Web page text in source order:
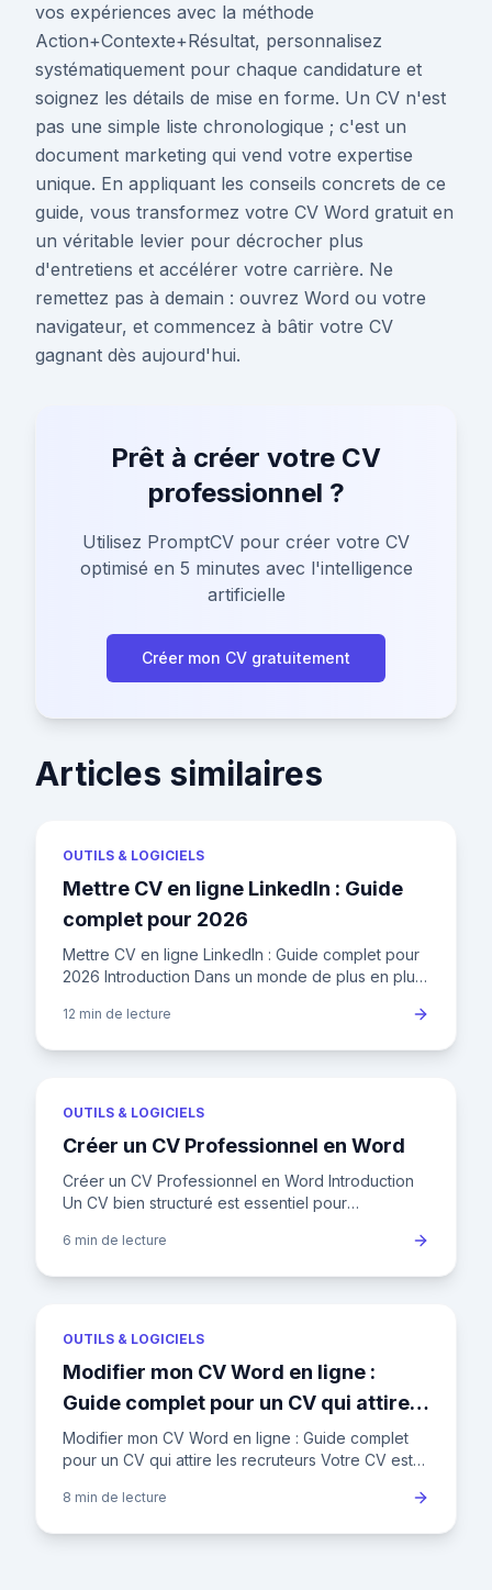
vos expériences avec la méthode
Action+Contexte+Résultat, personnalisez
systématiquement pour chaque candidature et
soignez les détails de mise en forme. Un CV n'est
pas une simple liste chronologique ; c'est un
document marketing qui vend votre expertise
unique. En appliquant les conseils concrets de ce
guide, vous transformez votre CV Word gratuit en
un véritable levier pour décrocher plus
d'entretiens et accélérer votre carrière. Ne
remettez pas à demain : ouvrez Word ou votre
navigateur, et commencez à bâtir votre CV
gagnant dès aujourd'hui.
Prêt à créer votre CV
professionnel ?
Utilisez PromptCV pour créer votre CV
optimisé en 5 minutes avec l'intelligence
artificielle
Créer mon CV gratuitement
Articles similaires
OUTILS & LOGICIELS
Mettre CV en ligne LinkedIn : Guide
complet pour 2026
Mettre CV en ligne LinkedIn : Guide complet pour
2026 Introduction Dans un monde de plus en plus
devenu bien pl
12 min de lecture
OUTILS & LOGICIELS
Créer un CV Professionnel en Word
Créer un CV Professionnel en Word Introduction
Un CV bien structuré est essentiel pour
créer un CV Word professi
6 min de lecture
OUTILS & LOGICIELS
Modifier mon CV Word en ligne :
Guide complet pour un CV qui attire
les recruteurs
Modifier mon CV Word en ligne : Guide complet
pour un CV qui attire les recruteurs Votre CV est
filtre décisif
8 min de lecture